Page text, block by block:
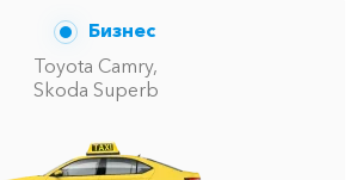
Бизнес
Toyota Camry,
Skoda Superb